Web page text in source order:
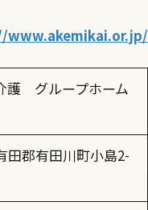
護 グループホーム
郡有田川町小島2-